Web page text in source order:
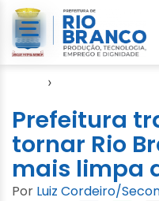
›
Prefeitura
tornar Rio
mais limpa
Por Luiz Cordeiro/